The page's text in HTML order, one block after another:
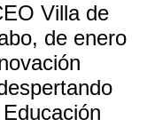
Villa de
de enero